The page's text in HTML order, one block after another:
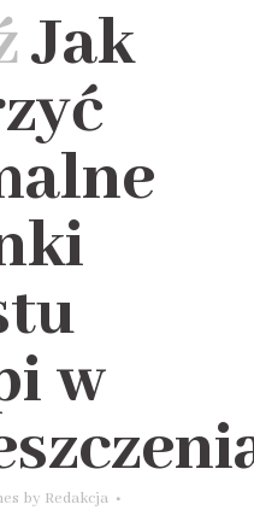
Jak
w
by Redakcja